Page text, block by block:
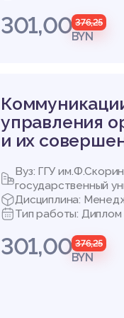
301,00 376,25
BYN
управления
и их
Вуз: ГГУ
государственный
Дисциплина:
Тип работы: Диплом
301,00 376,25
BYN